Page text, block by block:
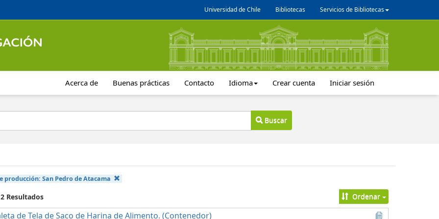
Universidad de Chile Bibliotecas Servicios de Bibliotecas
Acerca de Buenas prácticas Contacto Idioma Crear cuenta Iniciar sesión
Buscar
producción: San Pedro de Atacama
Resultados Ordenar
de Tela de Saco de Harina de Alimento. (Contenedor)